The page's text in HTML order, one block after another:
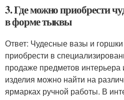
3. Где можно приобрести
в форме тыквы
Ответ: Чудесные вазы и
приобрести в
продаже предметов интерьера
изделия можно найти на
ярмарках ручной работы. В